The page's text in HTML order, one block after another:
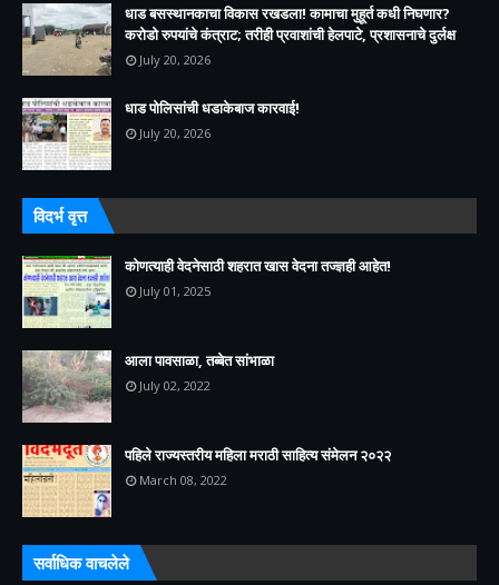
धाड बसस्थानकाचा विकास रखडला! कामाचा मुहूर्त कधी निघणार?
करोडो रुपयांचे कंत्राट; तरीही प्रवाशांची हेलपाटे, प्रशासनाचे दुर्लक्ष
July 20, 2026
धाड पोलिसांची धडाकेबाज कारवाई!
July 20, 2026
विदर्भ वृत्त
कोणत्याही वेदनेसाठी शहरात खास वेदना तज्ज्ञही आहेत!
July 01, 2025
आला पावसाळा, तब्बेत सांभाळा
July 02, 2022
पहिले राज्यस्तरीय महिला मराठी साहित्य संमेलन २०२२
March 08, 2022
सर्वाधिक वाचलेले